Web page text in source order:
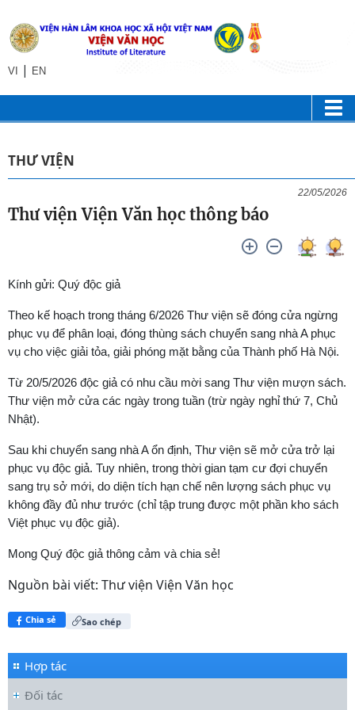
VI | EN
THƯ VIỆN
22/05/2026
Thư viện Viện Văn học thông báo
Kính gửi: Quý độc giả
Theo kế hoạch trong tháng 6/2026 Thư viện sẽ đóng cửa ngừng
phục vụ để phân loại, đóng thùng sách chuyển sang nhà A phục
vụ cho việc giải tỏa, giải phóng mặt bằng của Thành phố Hà Nội.
Từ 20/5/2026 độc giả có nhu cầu mời sang Thư viện mượn sách.
Thư viện mở cửa các ngày trong tuần (trừ ngày nghỉ thứ 7, Chủ
Nhật).
Sau khi chuyển sang nhà A ổn định, Thư viện sẽ mở cửa trở lại
phục vụ độc giả. Tuy nhiên, trong thời gian tạm cư đợi chuyển
sang trụ sở mới, do diện tích hạn chế nên lượng sách phục vụ
không đầy đủ như trước (chỉ tập trung được một phần kho sách
Việt phục vụ độc giả).
Mong Quý độc giả thông cảm và chia sẻ!
Nguồn bài viết: Thư viện Viện Văn học
Chia sẻ Sao chép
Hợp tác
Đối tác